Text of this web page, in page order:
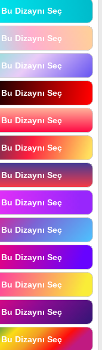
Bu Dizaynı Seç
Bu Dizaynı Seç
Bu Dizaynı Seç
Bu Dizaynı Seç
Bu Dizaynı Seç
Bu Dizaynı Seç
Bu Dizaynı Seç
Bu Dizaynı Seç
Bu Dizaynı Seç
Bu Dizaynı Seç
Bu Dizaynı Seç
Bu Dizaynı Seç
Bu Dizaynı Seç